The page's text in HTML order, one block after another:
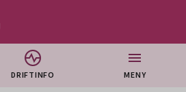
DRIFTINFO MENY